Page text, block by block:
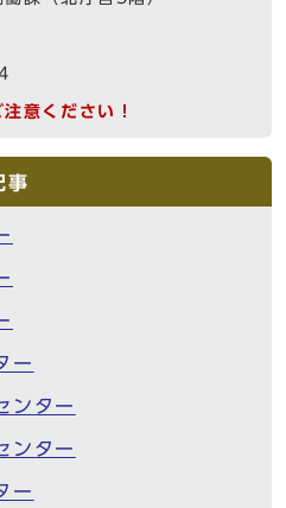
意ください！
事
ー
ンター
ンター
ー